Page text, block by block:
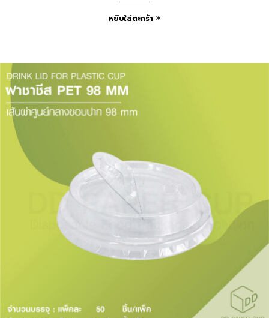
หยิบใส่ตะกร้า